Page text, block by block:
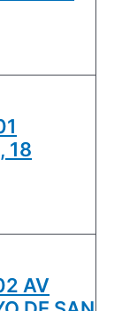
18
AV